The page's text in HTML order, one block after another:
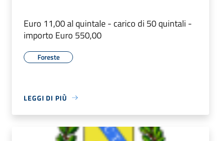
Euro 11,00 al quintale - carico di 50 quintali -
importo Euro 550,00
Foreste
LEGGI DI PIÙ